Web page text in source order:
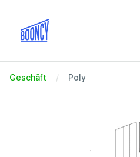
Geschäft Poly